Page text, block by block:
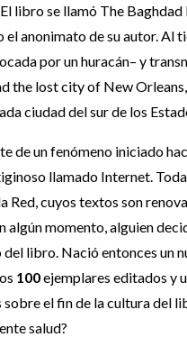
libro se llamó The
anonimato de su autor.
por un huracán– y
the lost city of New
ciudad del sur de los
de un fenómeno iniciado
llamado Internet.
Red, cuyos textos son
algún momento, alguien
libro. Nació entonces un
100ejemplares editados y
el fin de la cultura del
salud?